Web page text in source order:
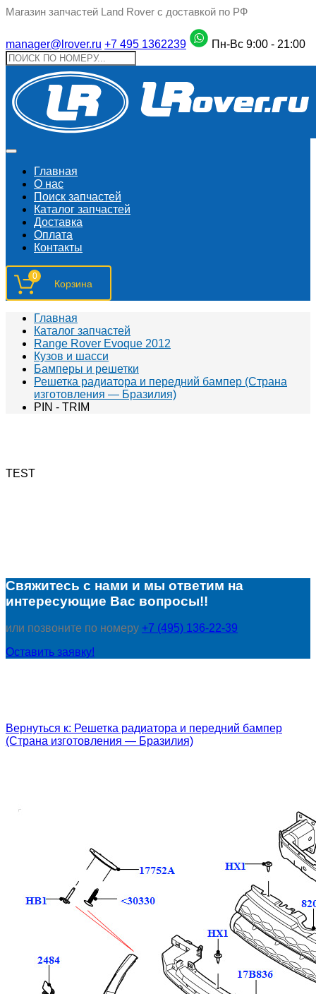
Магазин запчастей Land Rover с доставкой по РФ
manager@lrover.ru +7 495 1362239 Пн-Вс 9:00 - 21:00
Главная
О нас
Поиск запчастeй
Каталог запчастей
Доставка
Оплата
Контакты
0
Главная
Каталог запчастей
Range Rover Evoque 2012
Кузов и шасси
Бамперы и решетки
Решетка радиатора и передний бампер (Страна
изготовления — Бразилия)
PIN - TRIM
TEST
Свяжитесь с нами и мы ответим на
интересующие Вас вопросы!!
или позвоните по номеру +7 (495) 136-22-39
Оставить заявку!
Вернуться к: Решетка радиатора и передний бампер
(Страна изготовления — Бразилия)